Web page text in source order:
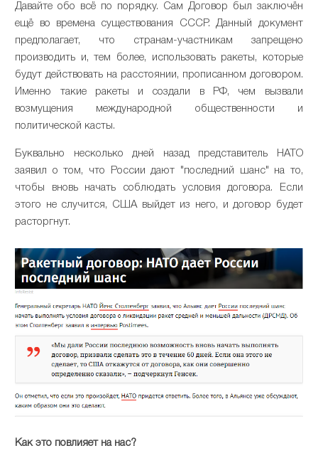
Давайте обо всё по порядку. Сам Договор был заключён
ещё во времена существования СССР. Данный документ
предполагает, что странам-участникам запрещено
производить и, тем более, использовать ракеты, которые
будут действовать на расстоянии, прописанном договором.
Именно такие ракеты и создали в РФ, чем вызвали
возмущения международной общественности и
политической касты.
Буквально несколько дней назад представитель НАТО
заявил о том, что России дают "последний шанс" на то,
чтобы вновь начать соблюдать условия договора. Если
этого не случится, США выйдет из него, и договор будет
расторгнут.
Как это повлияет на нас?